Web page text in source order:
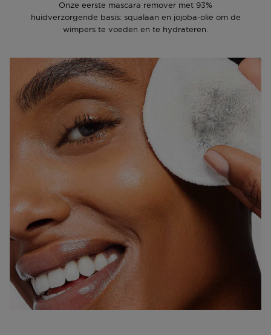
Onze eerste mascara remover met 93%
huidverzorgende basis: squalaan en jojoba-olie om de
wimpers te voeden en te hydrateren.